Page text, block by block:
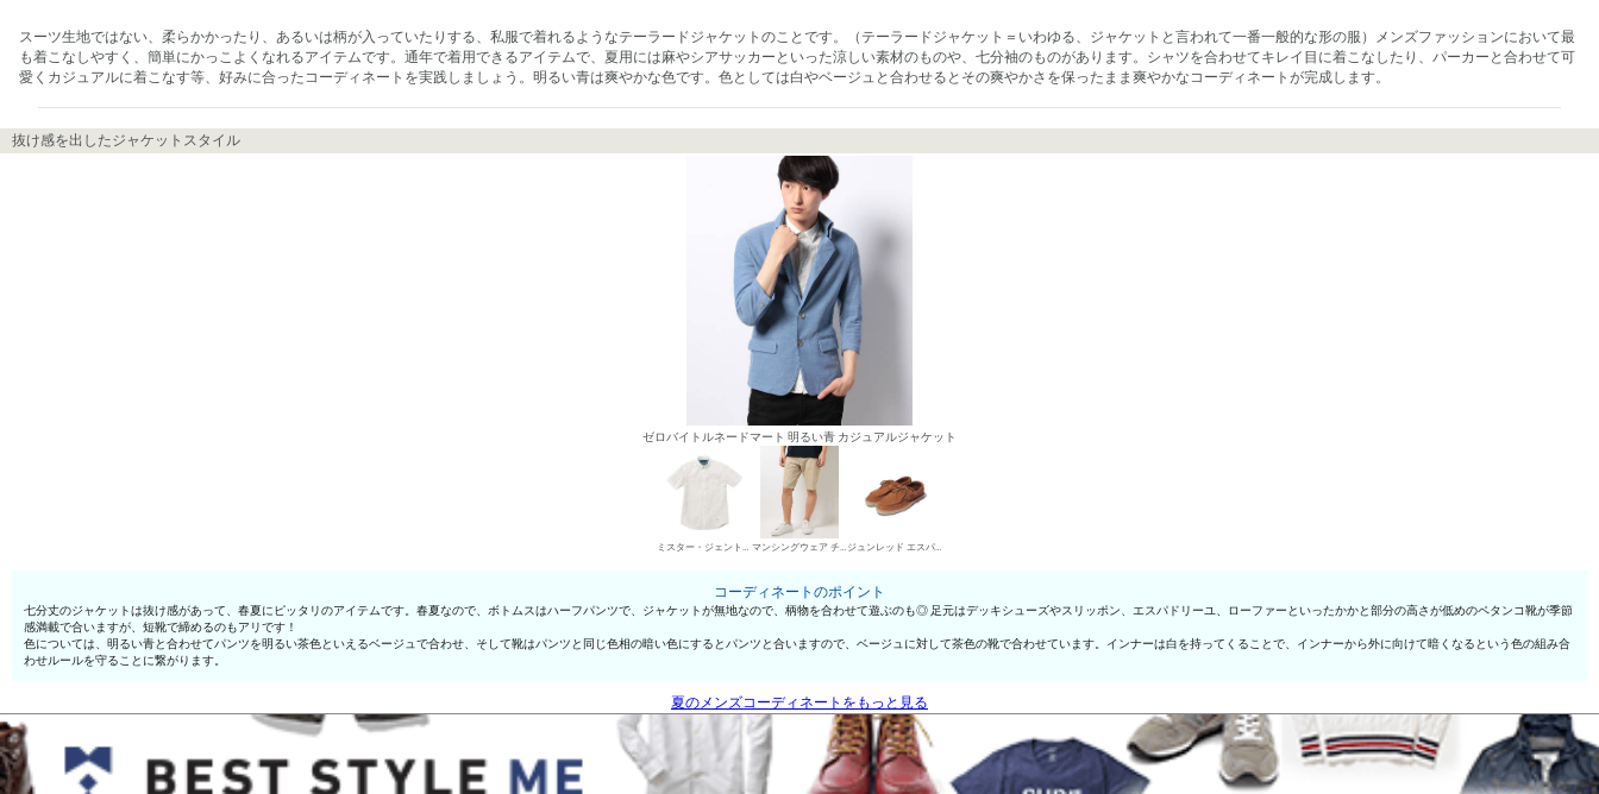
スーツ生地ではない、柔らかかったり、あるいは柄が入っていたりする、私服で着れるようなテーラードジャケットのことです。（テーラードジャケット＝いわゆる、ジャケットと言われて一番一般的な形の服）メンズファッションにおいて最
も着こなしやすく、簡単にかっこよくなれるアイテムです。通年で着用できるアイテムで、夏用には麻やシアサッカーといった涼しい素材のものや、七分袖のものがあります。シャツを合わせてキレイ目に着こなしたり、パーカーと合わせて可
愛くカジュアルに着こなす等、好みに合ったコーディネートを実践しましょう。明るい青は爽やかな色です。色としては白やベージュと合わせるとその爽やかさを保ったまま爽やかなコーディネートが完成します。
抜け感を出したジャケットスタイル
ゼロバイトルネードマート 明るい青 カジュアルジャケット
ミスター・ジェントルマン シャツ マンシングウェア チノパン・綿パン ジュンレッド エスパドリーユ
コーディネートのポイント
七分丈のジャケットは抜け感があって、春夏にピッタリのアイテムです。春夏なので、ボトムスはハーフパンツで、ジャケットが無地なので、柄物を合わせて遊ぶのも◎ 足元はデッキシューズやスリッポン、エスパドリーユ、ローファーといったかかと部分の高さが低めのペタンコ靴が季節
感満載で合いますが、短靴で締めるのもアリです！
色については、明るい青と合わせてパンツを明るい茶色といえるベージュで合わせ、そして靴はパンツと同じ色相の暗い色にするとパンツと合いますので、ベージュに対して茶色の靴で合わせています。インナーは白を持ってくることで、インナーから外に向けて暗くなるという色の組み合
わせルールを守ることに繋がります。
夏のメンズコーディネートをもっと見る